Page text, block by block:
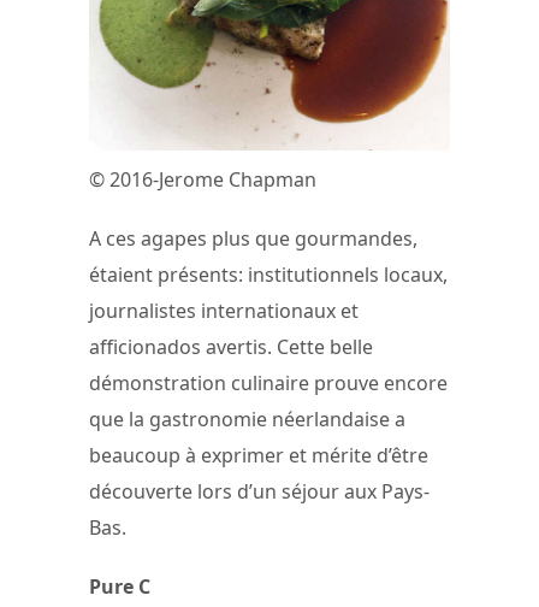
© 2016-Jerome Chapman
A ces agapes plus que gourmandes,
étaient présents: institutionnels locaux,
journalistes internationaux et
afficionados avertis. Cette belle
démonstration culinaire prouve encore
que la gastronomie néerlandaise a
beaucoup à exprimer et mérite d’être
découverte lors d’un séjour aux Pays-
Bas.
Pure C